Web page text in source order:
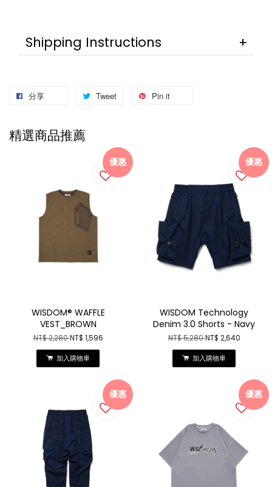
Shipping Instructions
分享 Tweet Pin it
精選商品推薦
優惠
WISDOM® WAFFLE
VEST_BROWN
NT$ 2,280NT$ 1,596
加入購物車
優惠
WISDOM Technology
Denim 3.0 Shorts - Navy
NT$ 5,280NT$ 2,640
加入購物車
優惠 優惠